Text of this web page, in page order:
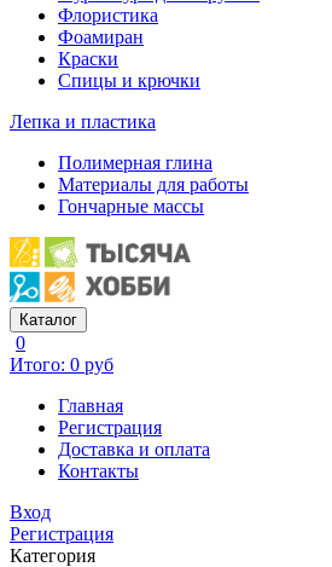
Флористика
Фоамиран
Краски
Спицы и крючки
Лепка и пластика
Полимерная глина
Материалы для работы
Гончарные массы
Каталог
0
Итого: 0 руб
Главная
Регистрация
Доставка и оплата
Контакты
Вход
Регистрация
Категория